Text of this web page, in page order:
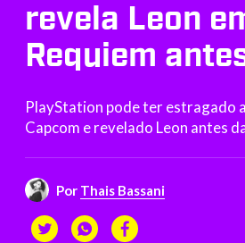
revela Leon
Requiem
PlayStation pode ter estragado
Capcom e revelado Leon antes
Por Thais Bassani